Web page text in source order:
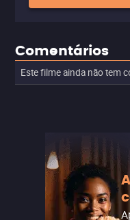
Comentários
Este filme ainda não tem